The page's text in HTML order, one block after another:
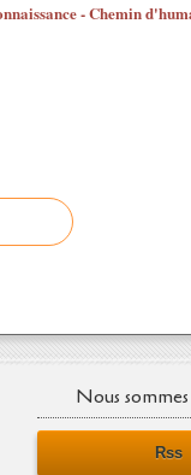
- Chemin
Nous
Rss